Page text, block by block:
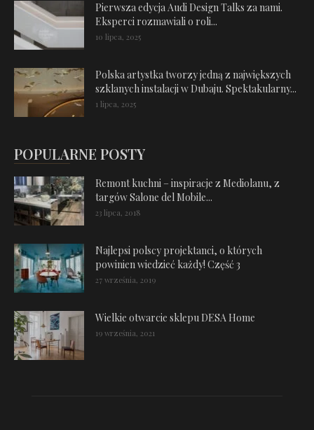
Pierwsza edycja Audi Design Talks za nami.
Eksperci rozmawiali o roli...
10 lipca, 2025
Polska artystka tworzy jedną z największych
szklanych instalacji w Dubaju. Spektakularny...
1 lipca, 2025
POPULARNE POSTY
Remont kuchni – inspiracje z Mediolanu, z
targów Salone del Mobile...
23 lipca, 2018
Najlepsi polscy projektanci, o których
powinien wiedzieć każdy! Część 3
27 września, 2019
Wielkie otwarcie sklepu DESA Home
19 września, 2021